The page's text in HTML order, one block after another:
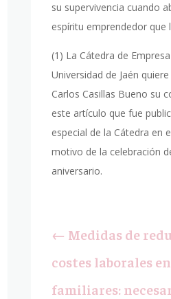
su supervivencia cuando
espíritu emprendedor que
(1) La Cátedra de
Universidad de Jaén
Carlos Casillas Bueno su
este artículo que fue
especial de la Cátedra en
motivo de la celebración
aniversario.
← Medidas de
costes laborales
familiares: